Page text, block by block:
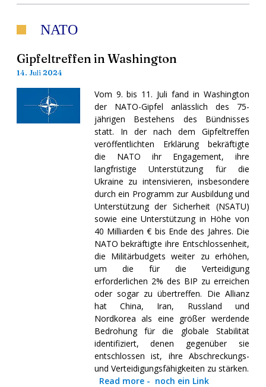
NATO
Gipfeltreffen in Washington
14. Juli 2024
Vom 9. bis 11. Juli fand in Washington
der NATO-Gipfel anlässlich des 75-
jährigen Bestehens des Bündnisses
statt. In der nach dem Gipfeltreffen
veröffentlichten Erklärung bekräftigte
die NATO ihr Engagement, ihre
langfristige Unterstützung für die
Ukraine zu intensivieren, insbesondere
durch ein Programm zur Ausbildung und
Unterstützung der Sicherheit (NSATU)
sowie eine Unterstützung in Höhe von
40 Milliarden € bis Ende des Jahres. Die
NATO bekräftigte ihre Entschlossenheit,
die Militärbudgets weiter zu erhöhen,
um die für die Verteidigung
erforderlichen 2% des BIP zu erreichen
oder sogar zu übertreffen. Die Allianz
hat China, Iran, Russland und
Nordkorea als eine größer werdende
Bedrohung für die globale Stabilität
identifiziert, denen gegenüber sie
entschlossen ist, ihre Abschreckungs-
und Verteidigungsfähigkeiten zu stärken.
Read more- noch ein Link